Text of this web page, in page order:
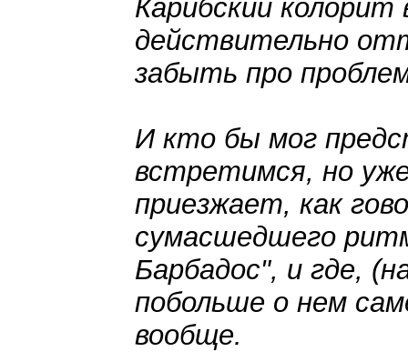
Карибский
действительно
забыть про
И кто бы мог
встретимся, но
приезжает, как
сумасшедшего
Барбадос", и где,
побольше о нем
вообще.